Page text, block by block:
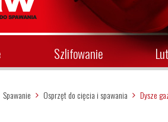
Szlifowanie
Spawanie Osprzęt do cięcia i spawania Dysze